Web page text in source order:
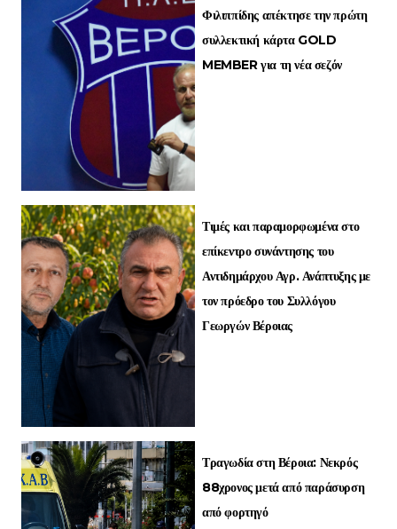
Φιλιππίδης απέκτησε την πρώτη
συλλεκτική κάρτα GOLD
MEMBER για τη νέα σεζόν
Τιμές και παραμορφωμένα στο
επίκεντρο συνάντησης του
Αντιδημάρχου Αγρ. Ανάπτυξης με
τον πρόεδρο του Συλλόγου
Γεωργών Βέροιας
Τραγωδία στη Βέροια: Νεκρός
88χρονος μετά από παράσυρση
από φορτηγό